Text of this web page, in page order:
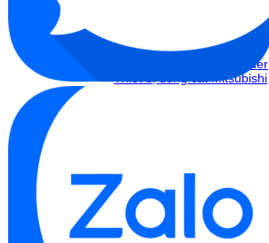
Thiết bị đóng cắt Eaton
Thiết bị đóng cắt Schneider
Thiết bị đóng cắt Mitsubishi
Thiết bị đo lường
PHỤ KIỆN
Bộ nguồn SITOP
Bộ nguồn MURR
Phụ kiện PLC SH300/SH500
Phụ kiện biến tần Yaskawa